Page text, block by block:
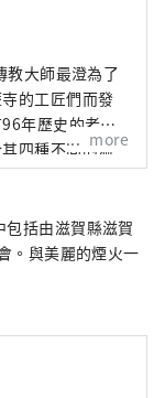
教大師最澄為了
的工匠們而發
年歷史的老字
四種不同的溫
琶湖的露天浴池
使用包括日本
牛肉”在內的
鐘的火車車
more
括由滋賀縣滋賀
。與美麗的煙火一